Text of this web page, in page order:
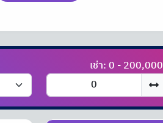
เช่า: 0 - 200,000